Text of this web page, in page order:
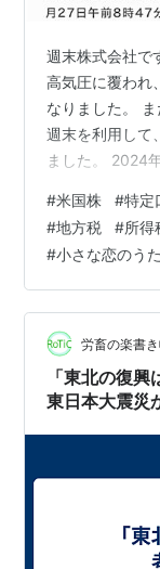
週末株式会社で
高気圧に覆われ
なりました。
週末を利用して
ました。 2024
ント＝1円で集
いて、 「特定
税と所得税の2
座税額還付」に
あり）での取引
益…
#米国株 #特定
#地方税 #所得
#小さな恋のうた
労畜の楽書
「東北の復
東日本大震災